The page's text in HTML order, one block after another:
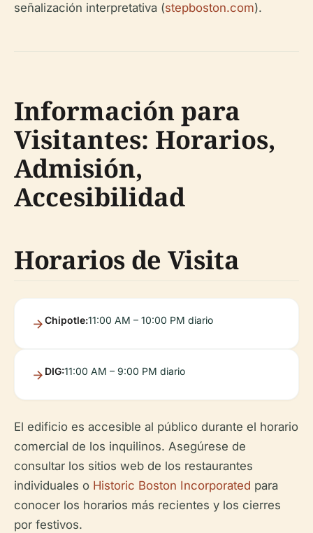
señalización interpretativa (stepboston.com).
Información para
Visitantes: Horarios,
Admisión,
Accesibilidad
Horarios de Visita
Chipotle:11:00 AM – 10:00 PM diario
DIG:11:00 AM – 9:00 PM diario
El edificio es accesible al público durante el horario
comercial de los inquilinos. Asegúrese de
consultar los sitios web de los restaurantes
individuales o Historic Boston Incorporated para
conocer los horarios más recientes y los cierres
por festivos.